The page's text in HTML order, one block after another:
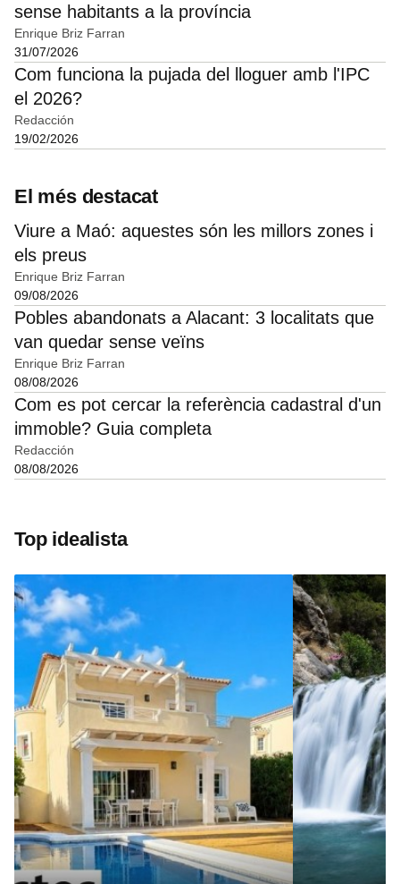
sense habitants a la província
Enrique Briz Farran
31/07/2026
Com funciona la pujada del lloguer amb l'IPC
el 2026?
Redacción
19/02/2026
El més destacat
Viure a Maó: aquestes són les millors zones i
els preus
Enrique Briz Farran
09/08/2026
Pobles abandonats a Alacant: 3 localitats que
van quedar sense veïns
Enrique Briz Farran
08/08/2026
Com es pot cercar la referència cadastral d'un
immoble? Guia completa
Redacción
08/08/2026
Top idealista